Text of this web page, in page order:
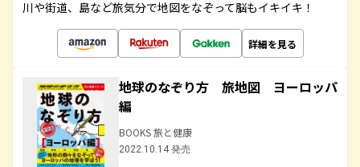
川や街道、島など旅気分で地図をなぞって脳もイキイキ！
詳細を見る
地球のなぞり方 旅地図 ヨーロッパ
編
BOOKS 旅と健康
2022.10.14 発売